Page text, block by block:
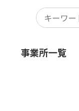
事業所一覧